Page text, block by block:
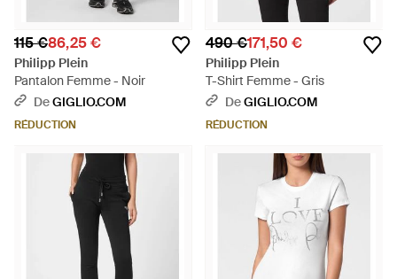
115 €86,25 €
Philipp Plein
Pantalon Femme - Noir
DeGIGLIO.COM
RÉDUCTION
490 €171,50 €
Philipp Plein
T-Shirt Femme - Gris
DeGIGLIO.COM
RÉDUCTION